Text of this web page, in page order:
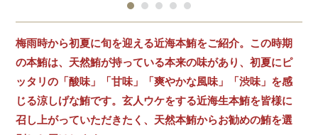
梅雨時から初夏に旬を迎える近海本鮪をご紹介。この時期
の本鮪は、天然鮪が持っている本来の味があり、初夏にピ
ッタリの「酸味」「甘味」「爽やかな風味」「渋味」を感
じる涼しげな鮪です。玄人ウケをする近海生本鮪を皆様に
召し上がっていただきたく、天然本鮪からお勧めの鮪を選